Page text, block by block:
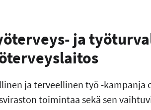
ja
ja terveellinen työ -kampanja
toimintaa sekä sen